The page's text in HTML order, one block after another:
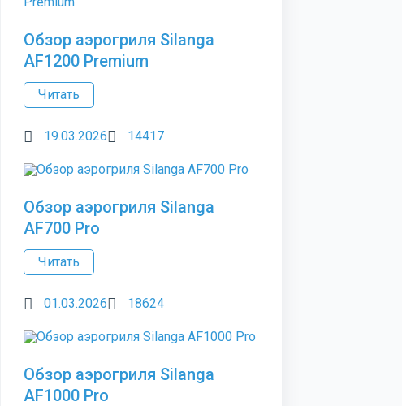
Обзор аэрогриля Silanga
AF1200 Premium
Читать
19.03.2026 14417
Обзор аэрогриля Silanga
AF700 Pro
Читать
01.03.2026 18624
Обзор аэрогриля Silanga
AF1000 Pro